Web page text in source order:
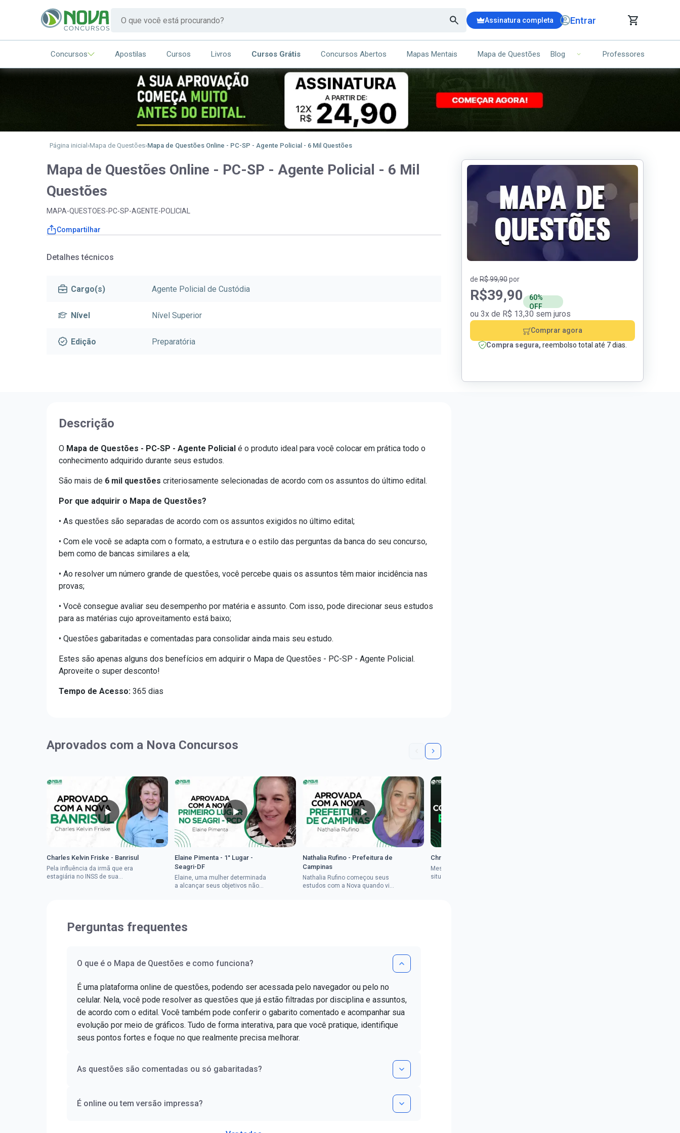
Assinatura completa Entrar
CARRINHO DE COMPRAS
ITENS (00)
Seu carrinho ainda está vazio.
Concursos Apostilas Cursos Livros Cursos Grátis Concursos Abertos Mapas Mentais Mapa de Questões Blog Professores
Página inicial Mapa de Questões Mapa de Questões Online - PC-SP - Agente Policial - 6 Mil Questões
Mapa de Questões Online - PC-SP - Agente Policial - 6 Mil
Questões
MAPA-QUESTOES-PC-SP-AGENTE-POLICIAL
Compartilhar
Detalhes técnicos
Cargo(s) Agente Policial de Custódia
Nível Nível Superior
Edição Preparatória
de R$ 99,90por
R$39,90
60%
OFF
ou 3x de R$ 13,30 sem juros
Comprar agora
Compra segura, reembolso total até 7 dias.
Descrição
O Mapa de Questões - PC-SP - Agente Policial é o produto ideal para você colocar em prática todo o
conhecimento adquirido durante seus estudos.
São mais de 6 mil questões criteriosamente selecionadas de acordo com os assuntos do último edital.
Por que adquirir o Mapa de Questões?
• As questões são separadas de acordo com os assuntos exigidos no último edital;
• Com ele você se adapta com o formato, a estrutura e o estilo das perguntas da banca do seu concurso,
bem como de bancas similares a ela;
• Ao resolver um número grande de questões, você percebe quais os assuntos têm maior incidência nas
provas;
• Você consegue avaliar seu desempenho por matéria e assunto. Com isso, pode direcionar seus estudos
para as matérias cujo aproveitamento está baixo;
• Questões gabaritadas e comentadas para consolidar ainda mais seu estudo.
Estes são apenas alguns dos benefícios em adquirir o Mapa de Questões - PC-SP - Agente Policial.
Aproveite o super desconto!
Tempo de Acesso: 365 dias
Aprovados com a Nova Concursos
Charles Kelvin Friske - Banrisul
Pela influência da irmã que era
estagiária no INSS de sua
Elaine Pimenta - 1° Lugar -
Seagri-DF
Elaine, uma mulher determinada
a alcançar seus objetivos não
Nathalia Rufino - Prefeitura de
Campinas
Nathalia Rufino começou seus
estudos com a Nova quando viu
Chrystian Martins - Banrisul
Mesmo passando por uma
situação financeira complicada,
Perguntas frequentes
O que é o Mapa de Questões e como funciona?
É uma plataforma online de questões, podendo ser acessada pelo navegador ou pelo no
celular. Nela, você pode resolver as questões que já estão filtradas por disciplina e assuntos,
de acordo com o edital. Você também pode conferir o gabarito comentado e acompanhar sua
evolução por meio de gráficos. Tudo de forma interativa, para que você pratique, identifique
seus pontos fortes e foque no que realmente precisa melhorar.
As questões são comentadas ou só gabaritadas?
É online ou tem versão impressa?